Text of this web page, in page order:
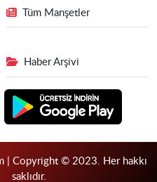
Tüm Manşetler
Haber Arşivi
| Copyright © 2023. Her hakkı
saklıdır.